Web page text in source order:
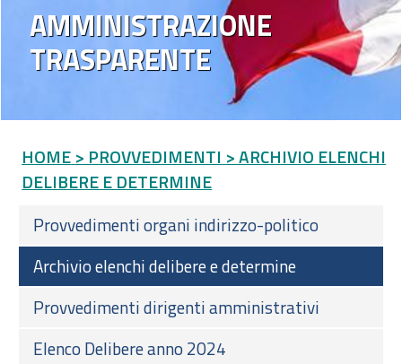
AMMINISTRAZIONE
TRASPARENTE
HOME > PROVVEDIMENTI > ARCHIVIO ELENCHI
DELIBERE E DETERMINE
Provvedimenti organi indirizzo-politico
Archivio elenchi delibere e determine
Provvedimenti dirigenti amministrativi
Elenco Delibere anno 2024